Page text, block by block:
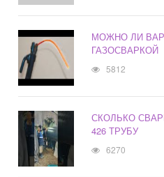
МОЖНО ЛИ
ГАЗОСВАРКОЙ
5812
СКОЛЬКО
426 ТРУБУ
6270